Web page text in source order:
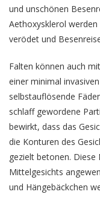
und unschönen
Aethoxysklerol
verödet und
Falten können auch
einer minimal
selbstauflösende
schlaff gewordene
bewirkt, dass das
die Konturen des
gezielt betonen.
Mittelgesichts
und Hängebäckchen